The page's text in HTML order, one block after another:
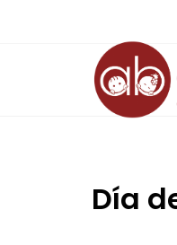
Día